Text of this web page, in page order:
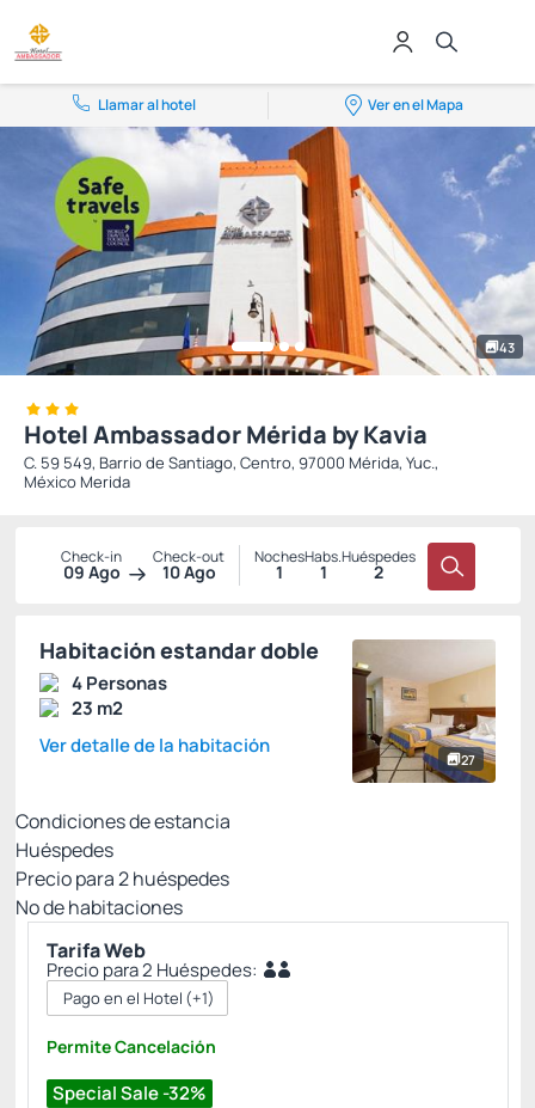
Llamar al hotel Ver en el Mapa
43
Hotel Ambassador Mérida by Kavia
C. 59 549, Barrio de Santiago, Centro, 97000 Mérida, Yuc.,
México Merida
Check-in
09 Ago
Check-out
10 Ago
Noches
1
Habs.
1
Huéspedes
2
27
Habitación estandar doble
4 Personas
23 m2
Ver detalle de la habitación
Condiciones de estancia
Huéspedes
Precio para2huéspedes
Nº de habitaciones
Tarifa Web
Precio para 2 Huéspedes:
Pago en el Hotel (+1)
Special Sale -32%
Permite Cancelación